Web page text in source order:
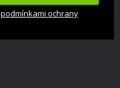
podmínkami ochrany